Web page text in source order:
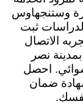
وستنجهاوس
ثبت
الاتصال
نصر
احصل
ضمان